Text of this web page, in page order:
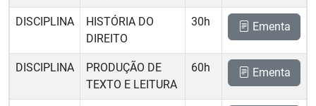
DISCIPLINA
HISTÓRIA DO
DIREITO
30h Ementa
DISCIPLINA
PRODUÇÃO DE
TEXTO E LEITURA
60h Ementa